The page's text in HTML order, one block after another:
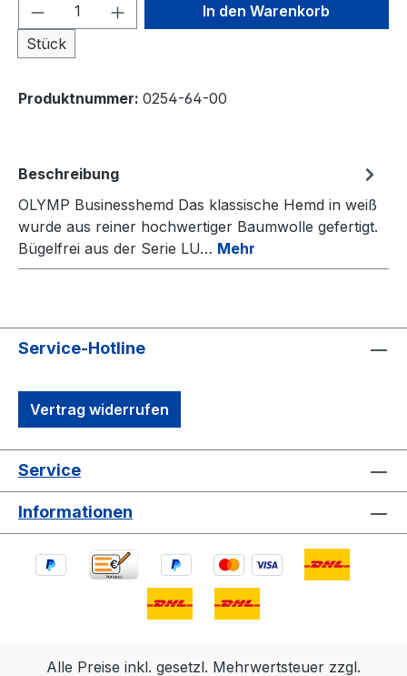
Produkt Anzahl: Gib den
Stück
In den Warenkorb
Produktnummer: 0254-64-00
Beschreibung
OLYMP Businesshemd Das klassische Hemd in weiß
wurde aus reiner hochwertiger Baumwolle gefertigt.
Bügelfrei aus der Serie LU… Mehr
Service-Hotline
Vertrag widerrufen
Service
Informationen
Alle Preise inkl. gesetzl. Mehrwertsteuer zzgl.